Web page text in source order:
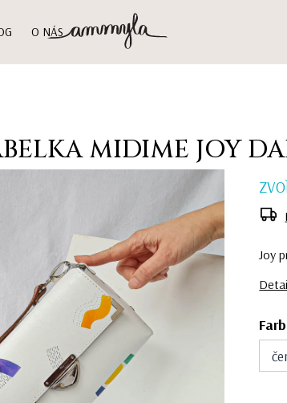
O NÁS
MIDIME JOY
Joy